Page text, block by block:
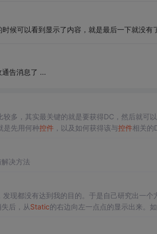
候可以看到显示了内容，就是最后一下就没有
告消息了 ...
多，其实最关键的就是要获得DC，然后就可
是先用何种控件，以及如何获得该与控件相关的
决方法
现都没有达到我的目的。于是自己研究出一个
后，从Static的右边向左一点点的显示出来。如